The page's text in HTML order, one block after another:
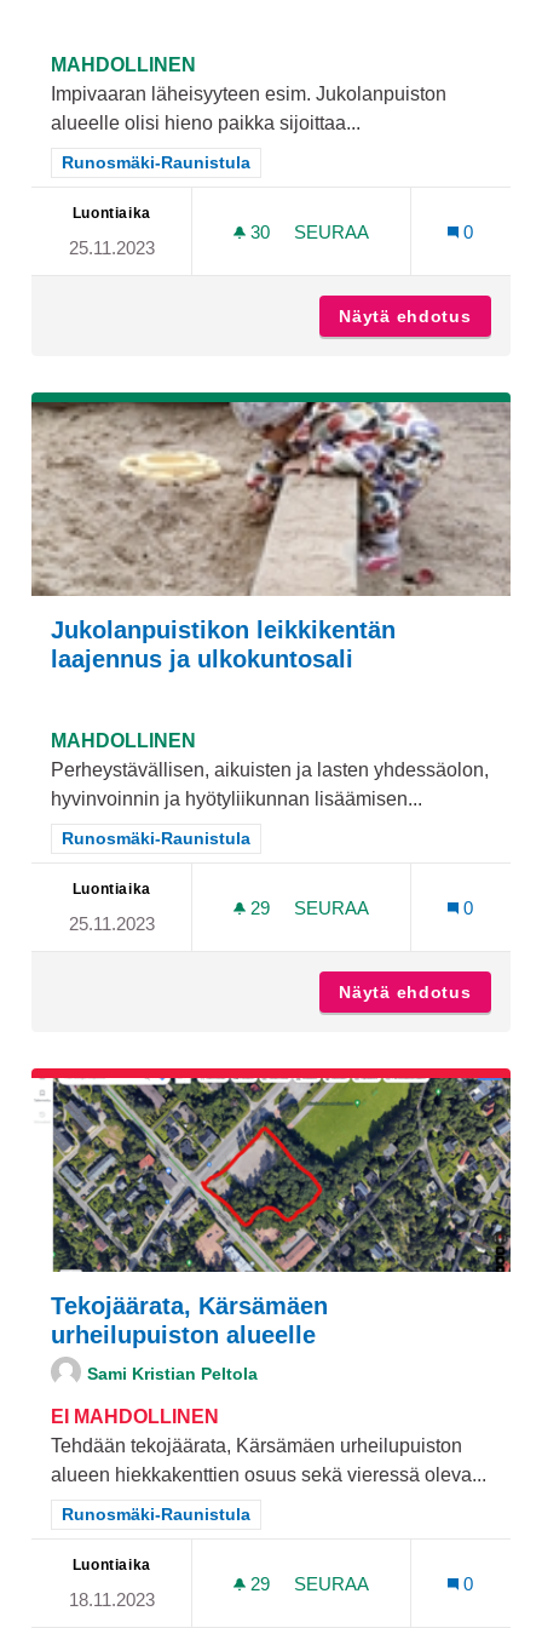
MAHDOLLINEN
Impivaaran läheisyyteen esim. Jukolanpuiston
alueelle olisi hieno paikka sijoittaa...
Rajaa tulokset teeman mukaan: Runosmäki-Raunistula
Runosmäki-Raunistula
Luontiaika
25.11.2023
30 30 SEURAAJAA
SEURAA
0
Näytä ehdotus
Jukolanpuistikon leikkikentän
laajennus ja ulkokuntosali
MAHDOLLINEN
Perheystävällisen, aikuisten ja lasten yhdessäolon,
hyvinvoinnin ja hyötyliikunnan lisäämisen...
Rajaa tulokset teeman mukaan: Runosmäki-Raunistula
Runosmäki-Raunistula
Luontiaika
25.11.2023
29 29 SEURAAJAA
SEURAA
0
Näytä ehdotus
Tekojäärata, Kärsämäen
urheilupuiston alueelle
Sami Kristian Peltola
EI MAHDOLLINEN
Tehdään tekojäärata, Kärsämäen urheilupuiston
alueen hiekkakenttien osuus sekä vieressä oleva...
Rajaa tulokset teeman mukaan: Runosmäki-Raunistula
Runosmäki-Raunistula
Luontiaika
18.11.2023
29 29 SEURAAJAA
SEURAA
0